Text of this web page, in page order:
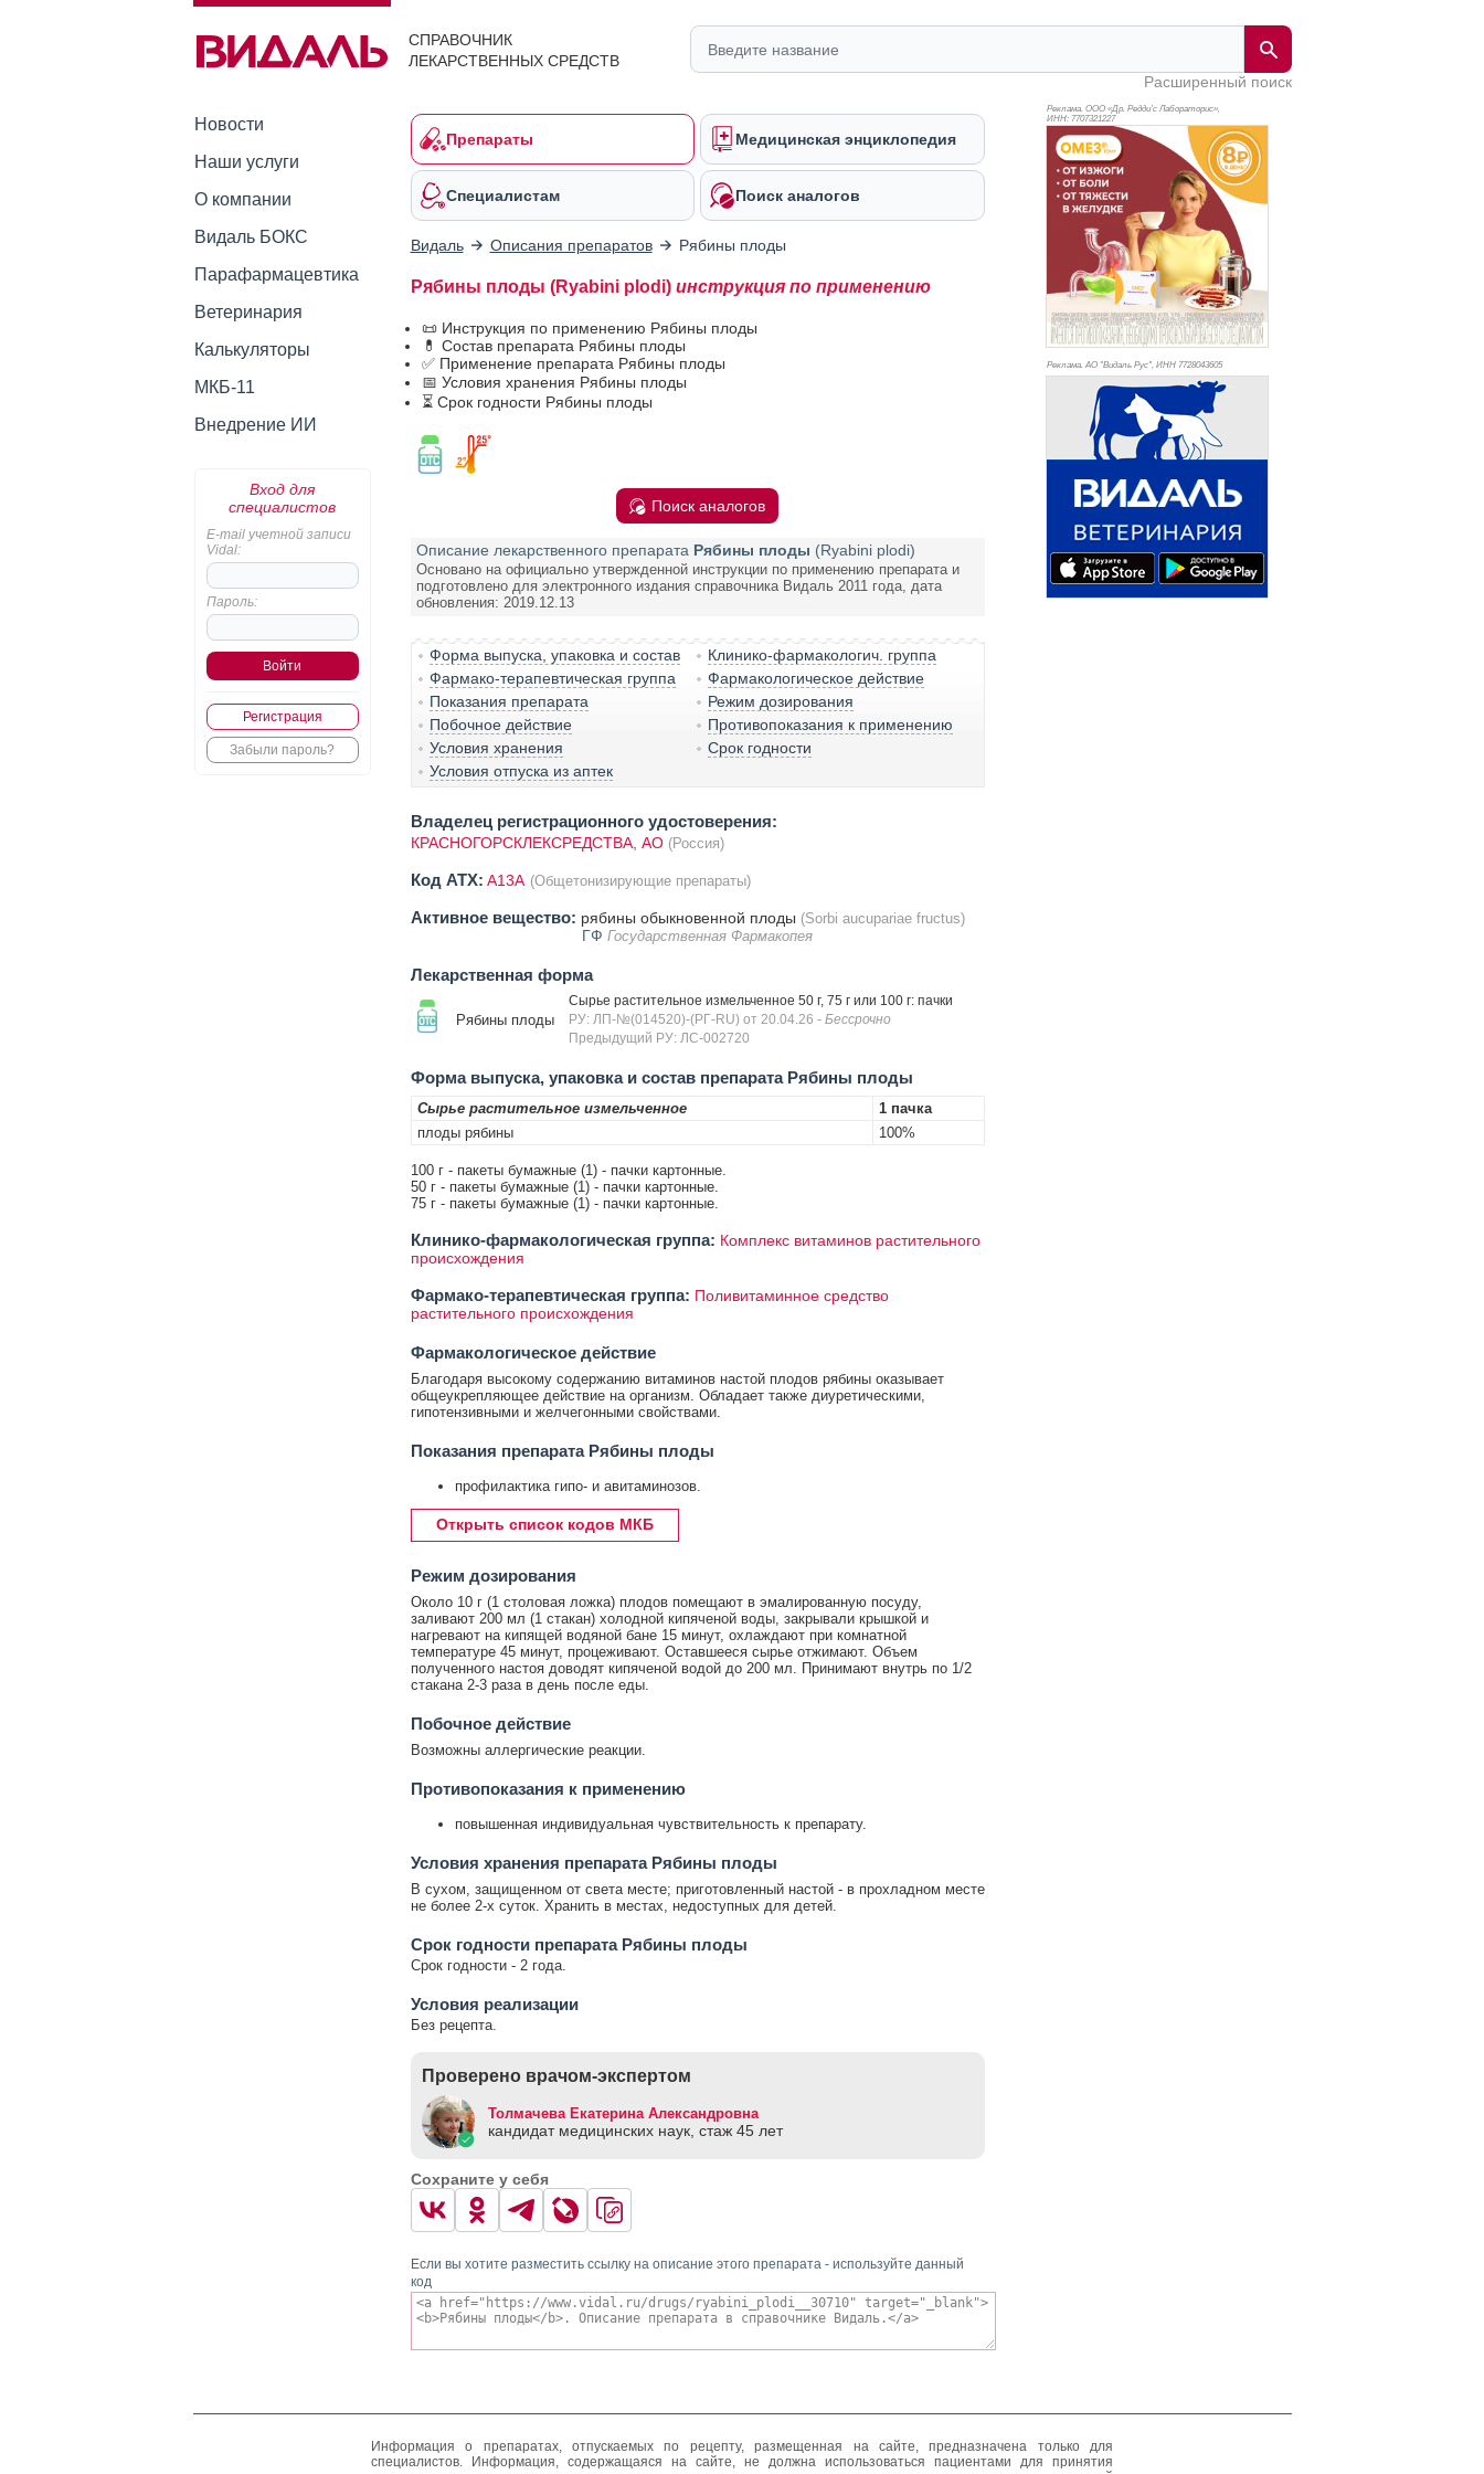
СПРАВОЧНИК
ЛЕКАРСТВЕННЫХ СРЕДСТВ
Расширенный поиск
Новости
Наши услуги
О компании
Видаль БОКС
Парафармацевтика
Ветеринария
Калькуляторы
МКБ-11
Внедрение ИИ
Вход для
специалистов
E-mail учетной записи
Vidal:
Пароль:
Регистрация
Забыли пароль?
Препараты Медицинская энциклопедия
Специалистам Поиск аналогов
Видаль Описания препаратов Рябины плоды
Рябины плоды (Ryabini plodi) инструкция по применению
📜 Инструкция по применению Рябины плоды
💊 Состав препарата Рябины плоды
✅ Применение препарата Рябины плоды
📅 Условия хранения Рябины плоды
⏳ Срок годности Рябины плоды
Поиск аналогов
Описание лекарственного препарата Рябины плоды (Ryabini plodi)
Основано на официально утвержденной инструкции по применению препарата и
подготовлено для электронного издания справочника Видаль 2011 года, дата
обновления: 2019.12.13
Форма выпуска, упаковка и состав
Клинико-фармакологич. группа
Фармако-терапевтическая группа
Фармакологическое действие
Показания препарата
Режим дозирования
Побочное действие
Противопоказания к применению
Условия хранения
Срок годности
Условия отпуска из аптек
Владелец регистрационного удостоверения:
КРАСНОГОРСКЛЕКСРЕДСТВА, АО (Россия)
Код ATX: A13A (Общетонизирующие препараты)
Активное вещество: рябины обыкновенной плоды (Sorbi aucupariae fructus)
ГФ Государственная Фармакопея
Лекарственная форма
Рябины плоды
Сырье растительное измельченное 50 г, 75 г или 100 г: пачки
РУ: ЛП-№(014520)-(РГ-RU) от 20.04.26 - Бессрочно
Предыдущий РУ: ЛС-002720
Форма выпуска, упаковка и состав препарата Рябины плоды
Сырье растительное измельченное
1 пачка
плоды рябины
100%
100 г - пакеты бумажные (1) - пачки картонные.
50 г - пакеты бумажные (1) - пачки картонные.
75 г - пакеты бумажные (1) - пачки картонные.
Клинико-фармакологическая группа: Комплекс витаминов растительного
происхождения
Фармако-терапевтическая группа: Поливитаминное средство
растительного происхождения
Фармакологическое действие
Благодаря высокому содержанию витаминов настой плодов рябины оказывает
общеукрепляющее действие на организм. Обладает также диуретическими,
гипотензивными и желчегонными свойствами.
Показания препарата Рябины плоды
профилактика гипо- и авитаминозов.
Открыть список кодов МКБ
Режим дозирования
Около 10 г (1 столовая ложка) плодов помещают в эмалированную посуду,
заливают 200 мл (1 стакан) холодной кипяченой воды, закрывали крышкой и
нагревают на кипящей водяной бане 15 минут, охлаждают при комнатной
температуре 45 минут, процеживают. Оставшееся сырье отжимают. Объем
полученного настоя доводят кипяченой водой до 200 мл. Принимают внутрь по 1/2
стакана 2-3 раза в день после еды.
Побочное действие
Возможны аллергические реакции.
Противопоказания к применению
повышенная индивидуальная чувствительность к препарату.
Условия хранения препарата Рябины плоды
В сухом, защищенном от света месте; приготовленный настой - в прохладном месте
не более 2-х суток. Хранить в местах, недоступных для детей.
Срок годности препарата Рябины плоды
Срок годности - 2 года.
Условия реализации
Без рецепта.
Проверено врачом-экспертом
Толмачева Екатерина Александровна
кандидат медицинских наук, стаж 45 лет
Сохраните у себя
Если вы хотите разместить ссылку на описание этого препарата - используйте данный
код
Реклама. ООО «Др. Редди’с Лабораторис»,
ИНН: 7707321227
Реклама. АО "Видаль Рус", ИНН 7728043605
Информация о препаратах, отпускаемых по рецепту, размещенная на сайте, предназначена только для
специалистов. Информация, содержащаяся на сайте, не должна использоваться пациентами для принятия